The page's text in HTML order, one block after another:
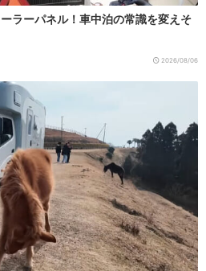
ラーパネル！車中泊の常識を変えそ
2026/08/06